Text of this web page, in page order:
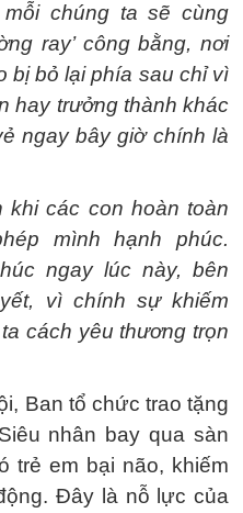
chúng ta sẽ cùng
ray’ công bằng, nơi
bị bỏ lại phía sau chỉ vì
hay trưởng thành khác
ngay bây giờ chính là
khi các con hoàn toàn
mình hạnh phúc.
ngay lúc này, bên
vì chính sự khiếm
cách yêu thương trọn
Ban tổ chức trao tặng
nhân bay qua sàn
trẻ em bại não, khiếm
Đây là nỗ lực của